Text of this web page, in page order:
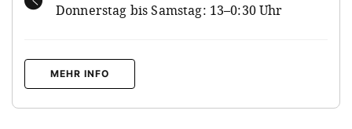
Donnerstag bis Samstag: 13–0:30 Uhr
MEHR INFO